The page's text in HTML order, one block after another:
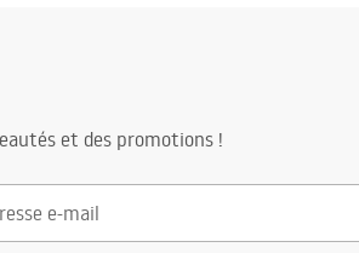
et des promotions !